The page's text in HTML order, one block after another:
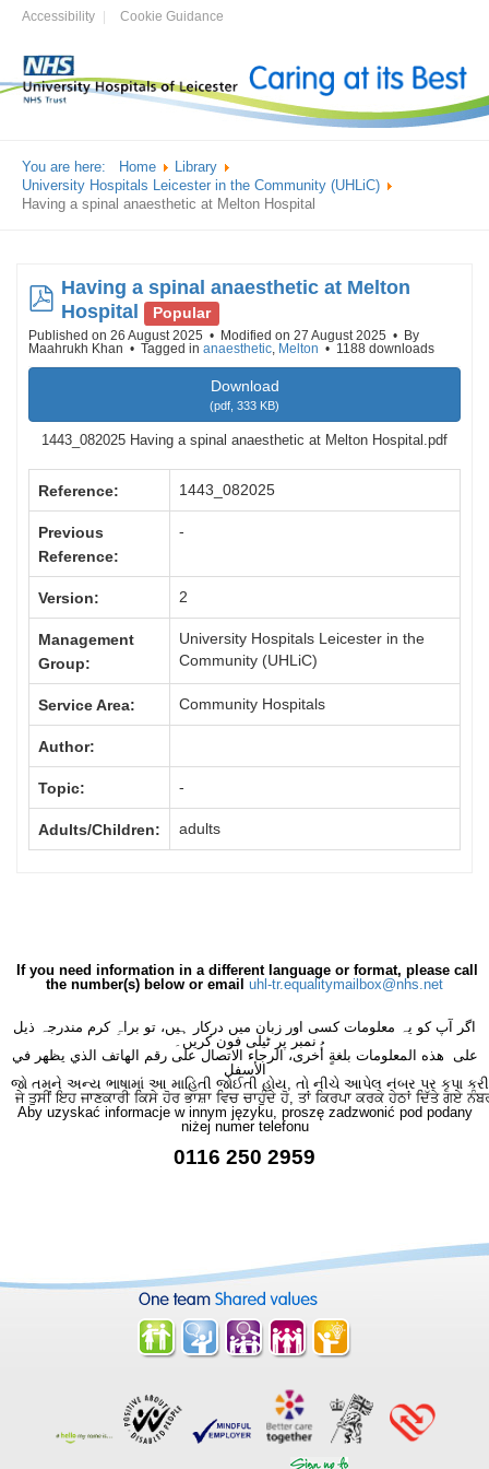
Accessibility Cookie Guidance
You are here: Home
Library
University Hospitals Leicester in the Community (UHLiC)
Having a spinal anaesthetic at Melton Hospital
pdf
Having a spinal anaesthetic at Melton
Hospital
Popular
Published on 26 August 2025 Modified on 27 August 2025
By
Maahrukh Khan
Tagged in anaesthetic, Melton 1188 downloads
Download
(pdf, 333 KB)
1443_082025 Having a spinal anaesthetic at Melton Hospital.pdf
Reference: 1443_082025
Previous
Reference:
-
Version: 2
Management
Group:
University Hospitals Leicester in the
Community (UHLiC)
Service Area: Community Hospitals
Author:
Topic: -
Adults/Children: adults
If you need information in a different language or format, please call
the number(s) below or email uhl-tr.equalitymailbox@nhs.net
اگر آپ کو یہ معلومات کسی اور زبان میں درکار ہیں، تو براہِ کرم مندرجہ ذیل
نمبر پر ٹیلی فون کریں۔
على هذه المعلومات بلغةٍ أُخرى، الرجاء الاتصال على رقم الهاتف الذي يظهر في
الأسفل
જો તમને અન્ય ભાષામાં આ માહિતી જોઈતી હોય, તો નીચે આપેલ નંબર પર કૃપા કરી
ਜੇ ਤੁਸੀਂ ਇਹ ਜਾਣਕਾਰੀ ਕਿਸੇ ਹੋਰ ਭਾਸ਼ਾ ਵਿਚ ਚਾਹੁੰਦੇ ਹੋ, ਤਾਂ ਕਿਰਪਾ ਕਰਕੇ ਹੇਠਾਂ ਦਿੱਤੇ ਗਏ
Aby uzyskać informacje w innym języku, proszę zadzwonić pod podany
niżej numer telefonu
0116 250 2959